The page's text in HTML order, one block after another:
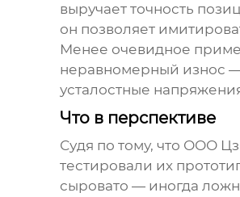
выручает точность
он позволяет
Менее очевидное
неравномерный износ —
усталостные
Что в перспективе
Судя по тому, что ООО
тестировали их
сыровато — иногда